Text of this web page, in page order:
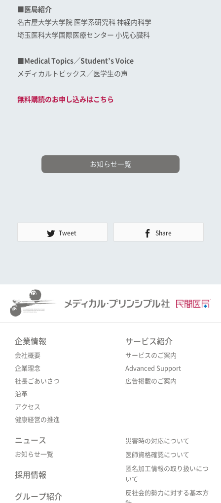
■医局紹介
名古屋大学大学院 医学系研究科 神経内科学
埼玉医科大学国際医療センター 小児心臓科
■Medical Topics／Student’s Voice
メディカルトピックス／医学生の声
無料購読のお申し込みはこちら
お知らせ一覧
Tweet Share
企業情報
会社概要
企業理念
社長ごあいさつ
沿革
アクセス
健康経営の推進
サービス紹介
サービスのご案内
Advanced Support
広告掲載のご案内
ニュース
お知らせ一覧
採用情報
グループ紹介
災害時の対応について
医師資格確認について
匿名加工情報の取り扱いにつ
いて
反社会的勢力に対する基本方